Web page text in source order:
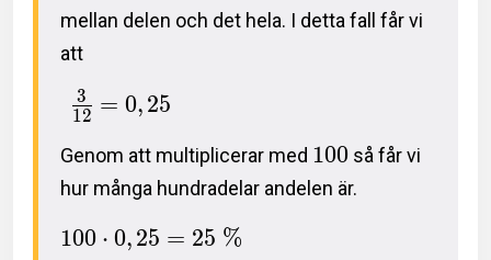
mellan delen och det hela. I detta fall får vi
att
12
3 = 0,25
Genom att multiplicerar med 100 så får vi
hur många hundradelar andelen är.
100 ⋅ 0,25 = 25 %